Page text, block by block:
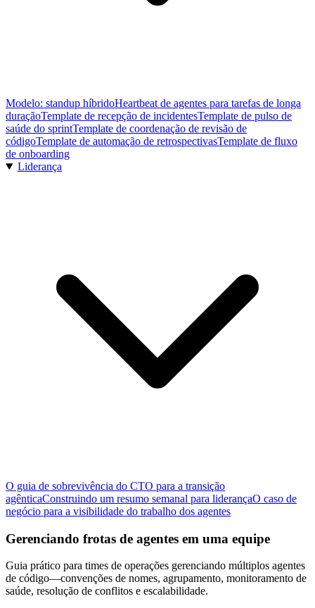
Modelo: standup híbridoHeartbeat de agentes para tarefas de longa
duraçãoTemplate de recepção de incidentesTemplate de pulso de
saúde do sprintTemplate de coordenação de revisão de
códigoTemplate de automação de retrospectivasTemplate de fluxo
de onboarding
Liderança
O guia de sobrevivência do CTO para a transição
agênticaConstruindo um resumo semanal para liderançaO caso de
negócio para a visibilidade do trabalho dos agentes
Gerenciando frotas de agentes em uma equipe
Guia prático para times de operações gerenciando múltiplos agentes
de código—convenções de nomes, agrupamento, monitoramento de
saúde, resolução de conflitos e escalabilidade.